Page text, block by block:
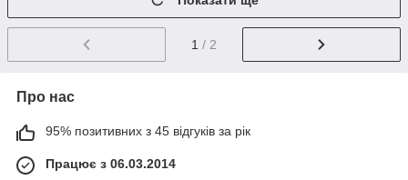
1 / 2
Про нас
95% позитивних з 45 відгуків за рік
Працює з 06.03.2014